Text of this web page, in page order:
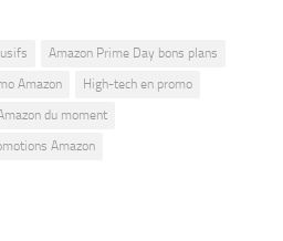
Amazon Prime Day bons plans
Amazon
High-tech en promo
du moment
Amazon